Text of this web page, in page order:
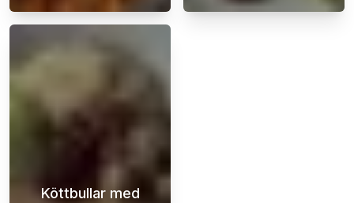
En krämig och saftig lasagne är en
Saftiga och
Köttbullar med